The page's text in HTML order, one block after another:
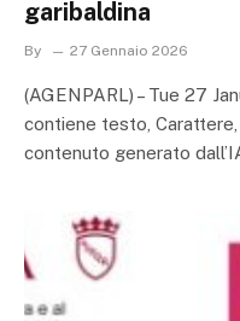
garibaldina
By 27 Gennaio 2026
(AGENPARL) – Tue 27
contiene testo,
contenuto generato